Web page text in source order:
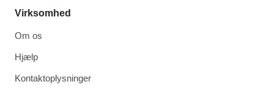
Virksomhed
Om os
Hjælp
Kontaktoplysninger